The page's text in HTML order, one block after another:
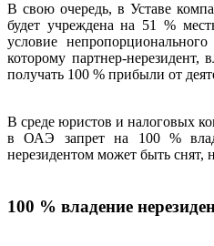
В свою очередь, в Уставе
будет учреждена на 51 %
условие
которому партнер-
получать 100 % прибыли от
В среде юристов и налоговых
в ОАЭ запрет на 100 %
нерезидентом может быть снят,
100 % владение